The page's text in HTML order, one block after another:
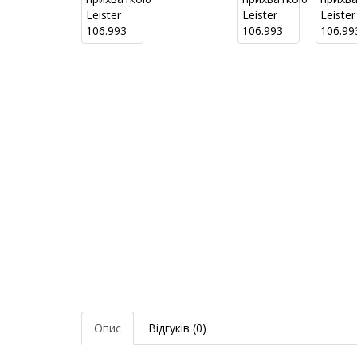
Опис Відгуків (0)